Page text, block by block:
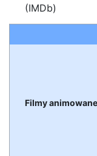
(IMDb)
Filmy animowane